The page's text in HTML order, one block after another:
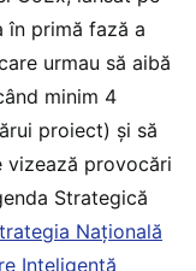
în primă fază a
urmau să aibă
minim 4
proiect) și să
vizează provocări
Strategică
Națională
Inteligentă